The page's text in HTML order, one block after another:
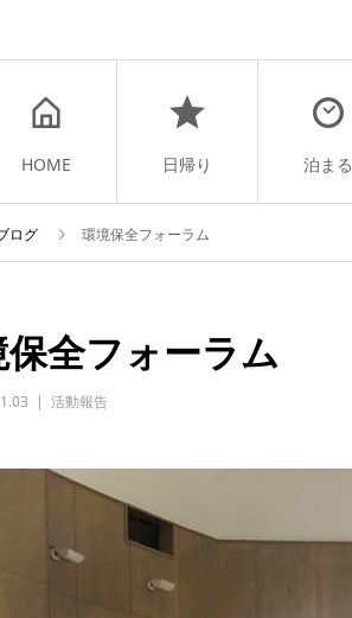
HOME 日帰り 泊まる
ログ 環境保全フォーラム
全フォーラム
活動報告